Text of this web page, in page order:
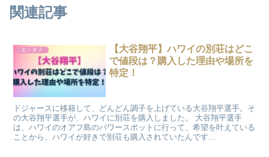
関連記事
エンタメ
【大谷翔平】ハワイの別荘はどこ
で値段は？購入した理由や場所を
特定！
ドジャースに移籍して、どんどん調子を上げている大谷翔平選手。そ
の大谷翔平選手が、ハワイに別荘を購入しました。 大谷翔平選手
は、ハワイのオアフ島のパワースポットに行って、希望を叶えている
ことから、ハワイが好きで別荘も購入されていたんです...